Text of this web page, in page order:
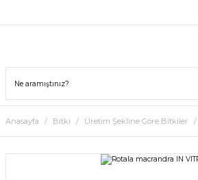
Anasayfa Bitki Üretim Şekline Göre Bitkiler